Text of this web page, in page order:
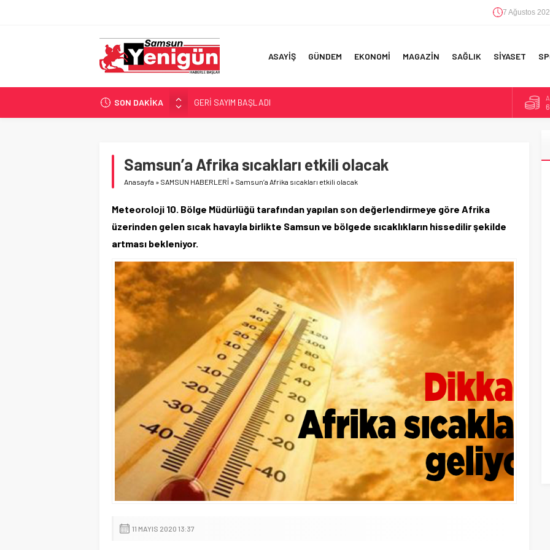
7 Ağustos
ASAYİŞ GÜNDEM EKONOMİ MAGAZİN SAĞLIK SİYASET
SON DAKİKA
GERİ SAYIM BAŞLADI
SAMSUNSPOR’DA HEDEF 5’İNCİLİK!
İŞTE FINDIK FİYATI!
YÖNETİCİ SEÇERKEN YAPILAN EN BÜYÜK HATALAR
Samsun’a Afrika sıcakları etkili olacak
Anasayfa » SAMSUN HABERLERİ » Samsun’a Afrika sıcakları etkili olacak
Meteoroloji 10. Bölge Müdürlüğü tarafından yapılan son değerlendirmeye göre Afrika
üzerinden gelen sıcak havayla birlikte Samsun ve bölgede sıcaklıkların hissedilir şekilde
artması bekleniyor.
11 MAYIS 2020 13:37